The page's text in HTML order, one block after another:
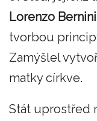
Lorenzo Bernini
tvorbou
Zamýšlel
matky církve.
Stát uprostřed